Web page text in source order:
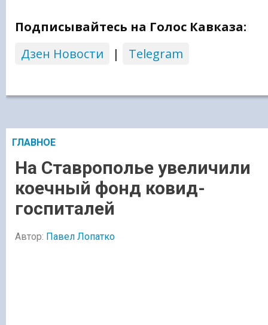
Подписывайтесь на Голос Кавказа:
Дзен Новости
| Telegram
ГЛАВНОЕ
На Ставрополье увеличили
коечный фонд ковид-
госпиталей
Автор: Павел Лопатко